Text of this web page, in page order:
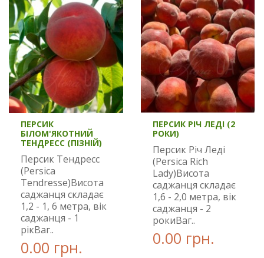
ПЕРСИК
БІЛОМ'ЯКОТНИЙ
ТЕНДРЕСС (ПІЗНІЙ)
Персик Тендресс
(Persica
Tendresse)Висота
саджанця складає
1,2 - 1, 6 метра, вік
саджанця - 1
рікВаг..
0.00 грн.
ПЕРСИК РІЧ ЛЕДІ (2
РОКИ)
Персик Річ Леді
(Persica Rich
Lady)Висота
саджанця складає
1,6 - 2,0 метра, вік
саджанця - 2
рокиВаг..
0.00 грн.